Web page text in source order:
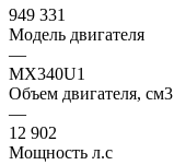
949 331
Модель двигателя
—
MX340U1
Объем двигателя, см3
—
12 902
Мощность л.с